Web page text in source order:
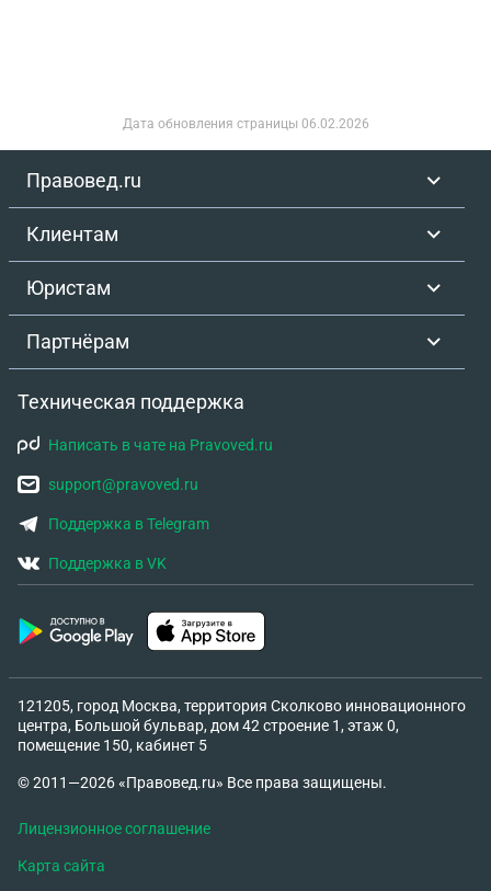
Дата обновления страницы 06.02.2026
Правовед.ru
Клиентам
Юристам
Партнёрам
Техническая поддержка
Написать в чате на Pravoved.ru
support@pravoved.ru
Поддержка в Telegram
Поддержка в VK
121205, город Москва, территория Сколково инновационного
центра, Большой бульвар, дом 42 строение 1, этаж 0,
помещение 150, кабинет 5
© 2011—2026 «Правовед.ru» Все права защищены.
Лицензионное соглашение
Карта сайта